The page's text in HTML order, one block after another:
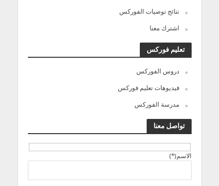
نتائج توصيات الفوركس
اشترك معنا
تعليم فوركس
دروس الفوركس
فيديوهات تعليم فوركس
مدرسة الفوركس
تواصل معنا
الاسم(*)